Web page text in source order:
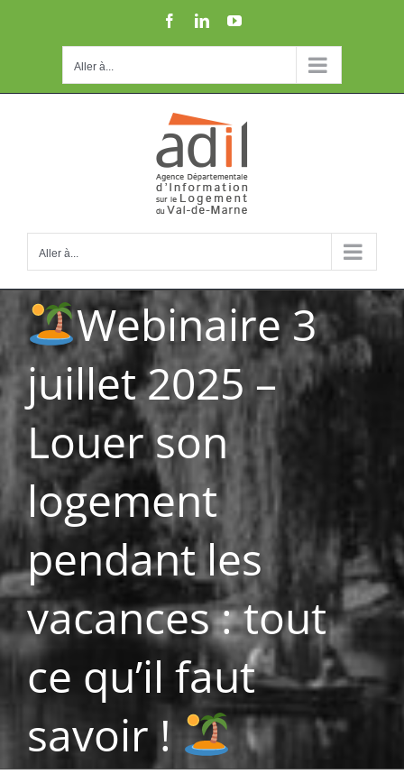
FacebookLinkedInYouTube
Aller à...
Aller à...
Webinaire 3
juillet 2025 –
Louer son
logement
pendant les
vacances : tout
ce qu’il faut
savoir !